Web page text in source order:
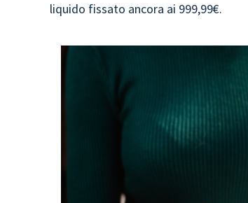
liquido fissato ancora ai 999,99€.